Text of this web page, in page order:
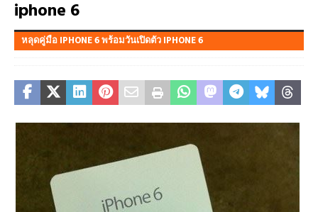
iphone 6
หลุดคู่มือ IPHONE 6 พร้อมวันเปิดตัว IPHONE 6